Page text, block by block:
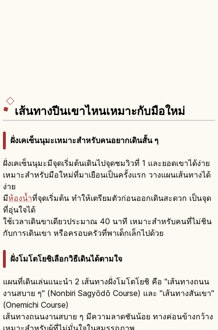
เส้นทางปีนเขาไหนเหมาะกับมือใหม่
ฝั่งเคเซ็นนุมะเหมาะสำหรับคนอยากเดินสั้น ๆ
ฝั่งเคเซ็นนุมะมีจุดเริ่มต้นเดินไปจุดชมวิวที่ 1 และยอดเขาได้ง่าย
เหมาะสำหรับมือใหม่ที่มาเยือนเป็นครั้งแรก วางแผนเส้นทางได้
ง่าย
มีห้องน้ำที่จุดเริ่มต้น ทำให้เตรียมตัวก่อนออกเดินสะดวก เป็นจุด
ที่อุ่นใจได้
ใช้เวลาเดินขาเดียวประมาณ 40 นาที เหมาะสำหรับคนที่ไม่ชิน
กับการเดินเขา หรือครอบครัวที่พาเด็กเล็กไปด้วย
ฝั่งโมโตโยชิเลือกวิธีเดินได้ตามใจ
แผนที่เดินเล่นแนะนำ 2 เส้นทางฝั่งโมโตโยชิ คือ "เส้นทางถนน
งานสบาย ๆ" (Nonbiri Sagyōdō Course) และ "เส้นทางสันเขา"
(Onemichi Course)
เส้นทางถนนงานสบาย ๆ มีความลาดชันน้อย ทางค่อนข้างกว้าง
เหมาะสำหรับผู้ที่ไม่มั่นใจในสมรรถภาพ